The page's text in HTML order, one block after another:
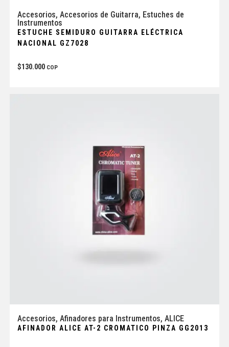
Accesorios, Accesorios de Guitarra, Estuches de
Instrumentos
ESTUCHE SEMIDURO GUITARRA ELÉCTRICA
NACIONAL GZ7028
$130.000 COP
Accesorios, Afinadores para Instrumentos, ALICE
AFINADOR ALICE AT-2 CROMATICO PINZA GG2013